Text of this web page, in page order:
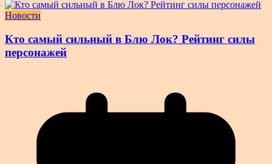
Новости
Кто самый сильный в Блю Лок? Рейтинг силы
персонажей